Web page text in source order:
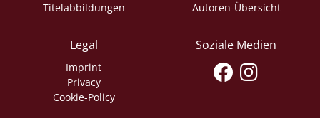
Titelabbildungen
Autoren-Übersicht
Legal
Imprint
Privacy
Cookie-Policy
Soziale Medien